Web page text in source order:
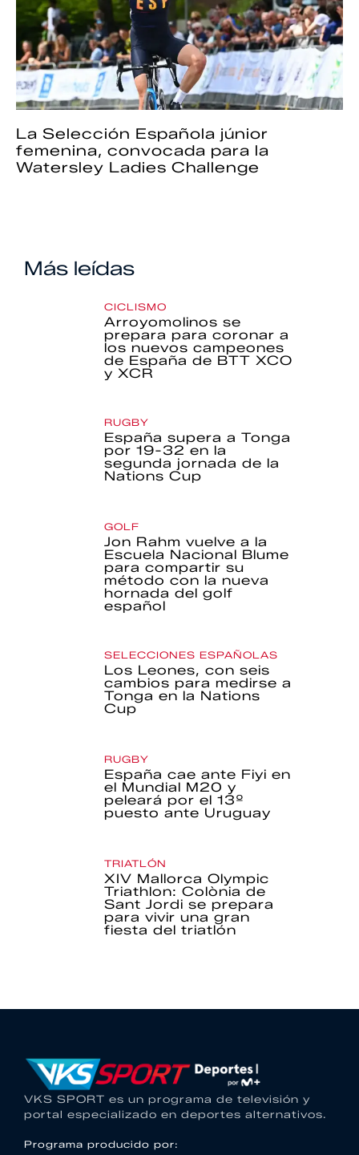
La Selección Española júnior
femenina, convocada para la
Watersley Ladies Challenge
Más leídas
CICLISMO
Arroyomolinos se
prepara para coronar a
los nuevos campeones
de España de BTT XCO
y XCR
RUGBY
España supera a Tonga
por 19-32 en la
segunda jornada de la
Nations Cup
GOLF
Jon Rahm vuelve a la
Escuela Nacional Blume
para compartir su
método con la nueva
hornada del golf
español
SELECCIONES ESPAÑOLAS
Los Leones, con seis
cambios para medirse a
Tonga en la Nations
Cup
RUGBY
España cae ante Fiyi en
el Mundial M20 y
peleará por el 13º
puesto ante Uruguay
TRIATLÓN
XIV Mallorca Olympic
Triathlon: Colònia de
Sant Jordi se prepara
para vivir una gran
fiesta del triatlón
VKS SPORT es un programa de televisión y
portal especializado en deportes alternativos.
Programa producido por: